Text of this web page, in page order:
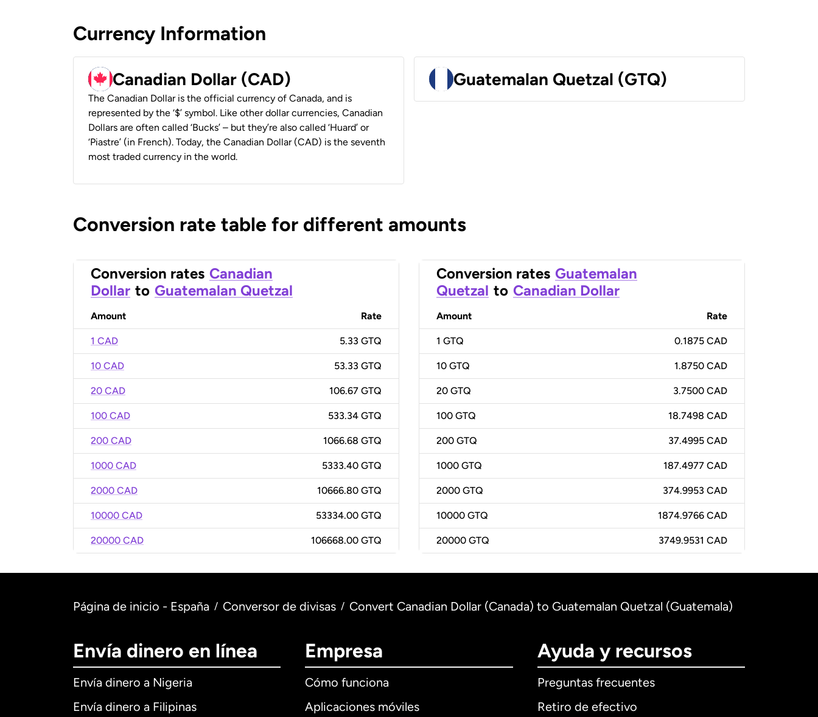
Currency Information
Canadian Dollar (CAD)
The Canadian Dollar is the official currency of Canada, and is
represented by the ‘$’ symbol. Like other dollar currencies, Canadian
Dollars are often called ‘Bucks’ – but they’re also called ‘Huard’ or
‘Piastre’ (in French). Today, the Canadian Dollar (CAD) is the seventh
most traded currency in the world.
Guatemalan Quetzal (GTQ)
Conversion rate table for different amounts
Conversion rates Canadian
Dollar to Guatemalan Quetzal
Amount Rate
1 CAD 5.33 GTQ
10 CAD 53.33 GTQ
20 CAD 106.67 GTQ
100 CAD 533.34 GTQ
200 CAD 1066.68 GTQ
1000 CAD 5333.40 GTQ
2000 CAD 10666.80 GTQ
10000 CAD 53334.00 GTQ
20000 CAD 106668.00 GTQ
Conversion rates Guatemalan
Quetzal to Canadian Dollar
Amount Rate
1 GTQ 0.1875 CAD
10 GTQ 1.8750 CAD
20 GTQ 3.7500 CAD
100 GTQ 18.7498 CAD
200 GTQ 37.4995 CAD
1000 GTQ 187.4977 CAD
2000 GTQ 374.9953 CAD
10000 GTQ 1874.9766 CAD
20000 GTQ 3749.9531 CAD
Página de inicio - España / Conversor de divisas / Convert Canadian Dollar (Canada) to Guatemalan Quetzal (Guatemala)
Envía dinero en línea
Envía dinero a Nigeria
Envía dinero a Filipinas
Empresa
Cómo funciona
Aplicaciones móviles
Ayuda y recursos
Preguntas frecuentes
Retiro de efectivo